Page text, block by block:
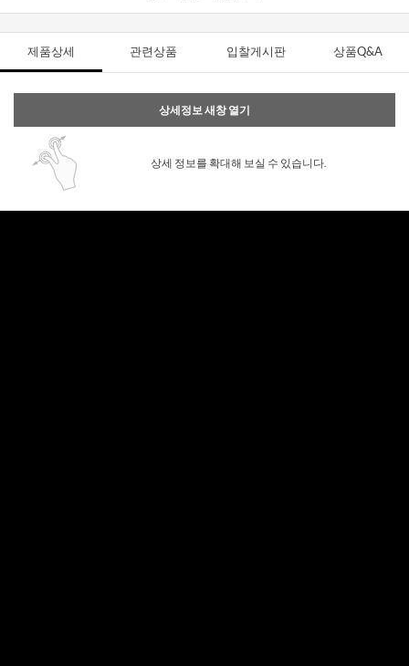
제품상세 관련상품 입찰게시판 상품Q&A
상세정보 새창 열기
상세 정보를 확대해 보실 수 있습니다.